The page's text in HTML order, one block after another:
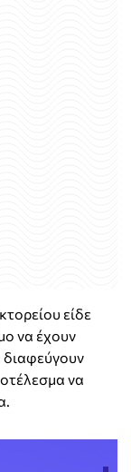
είδε
να έχουν
διαφεύγουν
να